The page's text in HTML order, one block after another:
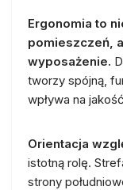
Ergonomia to
pomieszczeń,
wyposażenie.
tworzy spójną,
wpływa na
Orientacja
istotną rolę.
strony